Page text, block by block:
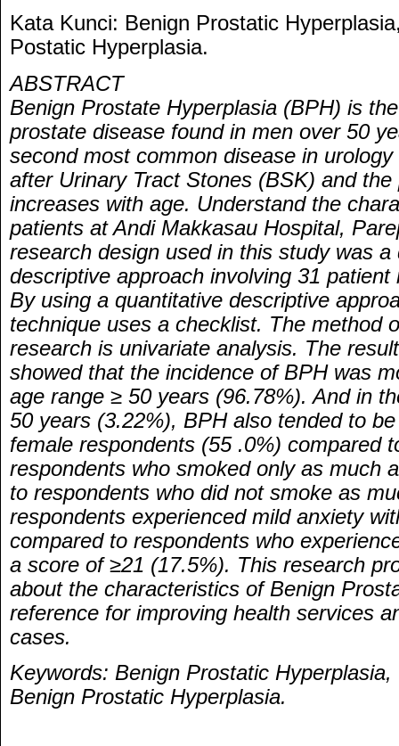
Kata Kunci: Benign Prostatic
Postatic Hyperplasia.
ABSTRACT
Benign Prostate Hyperplasia (BPH) is
prostate disease found in men over 50
second most common disease in
after Urinary Tract Stones (BSK) and the
increases with age. Understand the
patients at Andi Makkasau Hospital,
research design used in this study was a
descriptive approach involving 31
By using a quantitative descriptive
technique uses a checklist. The method
research is univariate analysis. The
showed that the incidence of BPH was
age range ≥ 50 years (96.78%). And in
50 years (3.22%), BPH also tended to
female respondents (55 .0%) compared
respondents who smoked only as much
to respondents who did not smoke as
respondents experienced mild anxiety
compared to respondents who
a score of ≥21 (17.5%). This research
about the characteristics of Benign
reference for improving health services
cases.
Keywords: Benign Prostatic
Benign Prostatic Hyperplasia.